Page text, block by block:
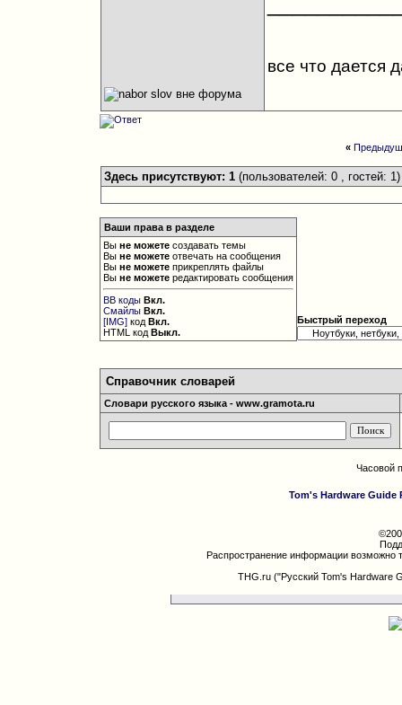
все что дается
«
Здесь присутствуют: 1 (пользователей: 0 , гостей: 1)
Ваши права в разделе
Выне можете создавать темы
Выне можете отвечать на сообщения
Выне можете прикреплять файлы
Выне можете редактировать сообщения
BB коды Вкл.
Смайлы Вкл.
[IMG] кодВкл.
HTML кодВыкл.
Быстрый переход
Справочник словарей
Словари русского языка - www.gramota.ru
Часовой
Tom's Hardware Guide
Распространение информации возможно
THG.ru ("Русский Tom's Hardware